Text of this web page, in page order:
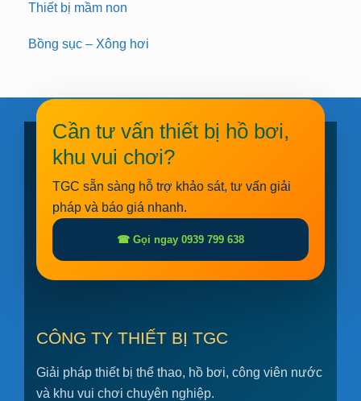
Thiết bị mầm non
Bồng sục – Xông hơi
Cần tư vấn thiết bị hồ bơi,
khu vui chơi?
TGC sẵn sàng hỗ trợ khảo sát, tư vấn giải
pháp và báo giá nhanh.
☎ Gọi ngay 0939 799 638
CÔNG TY THIẾT BỊ TGC
Giải pháp thiết bị thể thao, hồ bơi, công viên nước
và khu vui chơi chuyên nghiệp.